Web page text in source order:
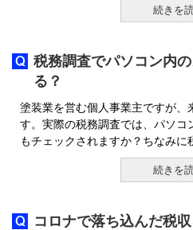
続きを
税務調査でパソコン内
る？
塗装業を営む個人事業主ですが、
す。実際の税務調査では、パソコ
もチェックされますか？ちなみに
続きを
コロナで落ち込んだ税